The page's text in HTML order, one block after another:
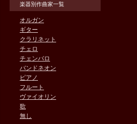
楽器別作曲家一覧
オルガン
ギター
クラリネット
チェロ
チェンバロ
バンドネオン
ピアノ
フルート
ヴァイオリン
歌
無し